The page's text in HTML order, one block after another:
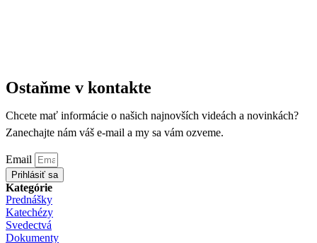
Ostaňme v kontakte
Chcete mať informácie o našich najnovších videách a novinkách?
Zanechajte nám váš e-mail a my sa vám ozveme.
Email
Prihlásiť sa
Kategórie
Prednášky
Katechézy
Svedectvá
Dokumenty